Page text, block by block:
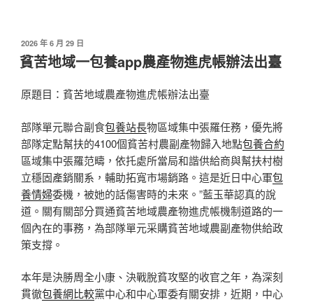
發
佈
於
2026 年 6 月 29 日
貧苦地域一包養app農產物進虎帳辦法出臺
原題目：貧苦地域農產物進虎帳辦法出臺
部隊單元聯合副食包養站長物區域集中張羅任務，優先將
部隊定點幫扶的4100個貧苦村農副產物歸入地點包養合約
區域集中張羅范疇，依托處所當局和諧供給商與幫扶村樹
立穩固產銷關系，輔助拓寬市場銷路。這是近日中心軍包
養情婦委機，被她的話傷害時的未來。”藍玉華認真的說
道。關有關部分買通貧苦地域農產物進虎帳機制道路的一
個內在的事務，為部隊單元采購貧苦地域農副產物供給政
策支撐。
本年是決勝周全小康、決戰脫貧攻堅的收官之年，為深刻
貫徹包養網比較黨中心和中心軍委有關安排，近期，中心